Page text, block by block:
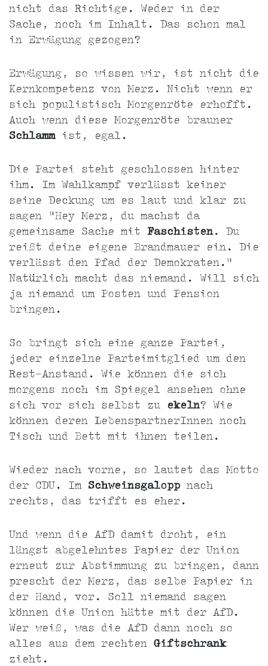
nicht das Richtige. Weder in der
Sache, noch im Inhalt. Das schon mal
in Erwägung gezogen?
Erwägung, so wissen wir, ist nicht die
Kernkompetenz von Merz. Nicht wenn er
sich populistisch Morgenröte erhofft.
Auch wenn diese Morgenröte brauner
Schlammist, egal.
Die Partei steht geschlossen hinter
ihm. Im Wahlkampf verlässt keiner
seine Deckung um es laut und klar zu
sagen "Hey Merz, du machst da
gemeinsame Sache mit Faschisten. Du
reißt deine eigene Brandmauer ein. Die
verlässt den Pfad der Demokraten."
Natürlich macht das niemand. Will sich
ja niemand um Posten und Pension
bringen.
So bringt sich eine ganze Partei,
jeder einzelne Parteimitglied um den
Rest-Anstand. Wie können die sich
morgens noch im Spiegel ansehen ohne
sich vor sich selbst zu ekeln? Wie
können deren LebenspartnerInnen noch
Tisch und Bett mit ihnen teilen.
Wieder nach vorne, so lautet das Motto
der CDU. Im Schweinsgalopp nach
rechts, das trifft es eher.
Und wenn die AfD damit droht, ein
längst abgelehntes Papier der Union
erneut zur Abstimmung zu bringen, dann
prescht der Merz, das selbe Papier in
der Hand, vor. Soll niemand sagen
können die Union hätte mit der AfD.
Wer weiß, was die AfD dann noch so
alles aus dem rechten Giftschrank
zieht.